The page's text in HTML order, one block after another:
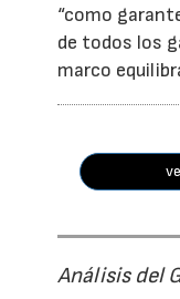
“como
de todos los
marco
Análisis del